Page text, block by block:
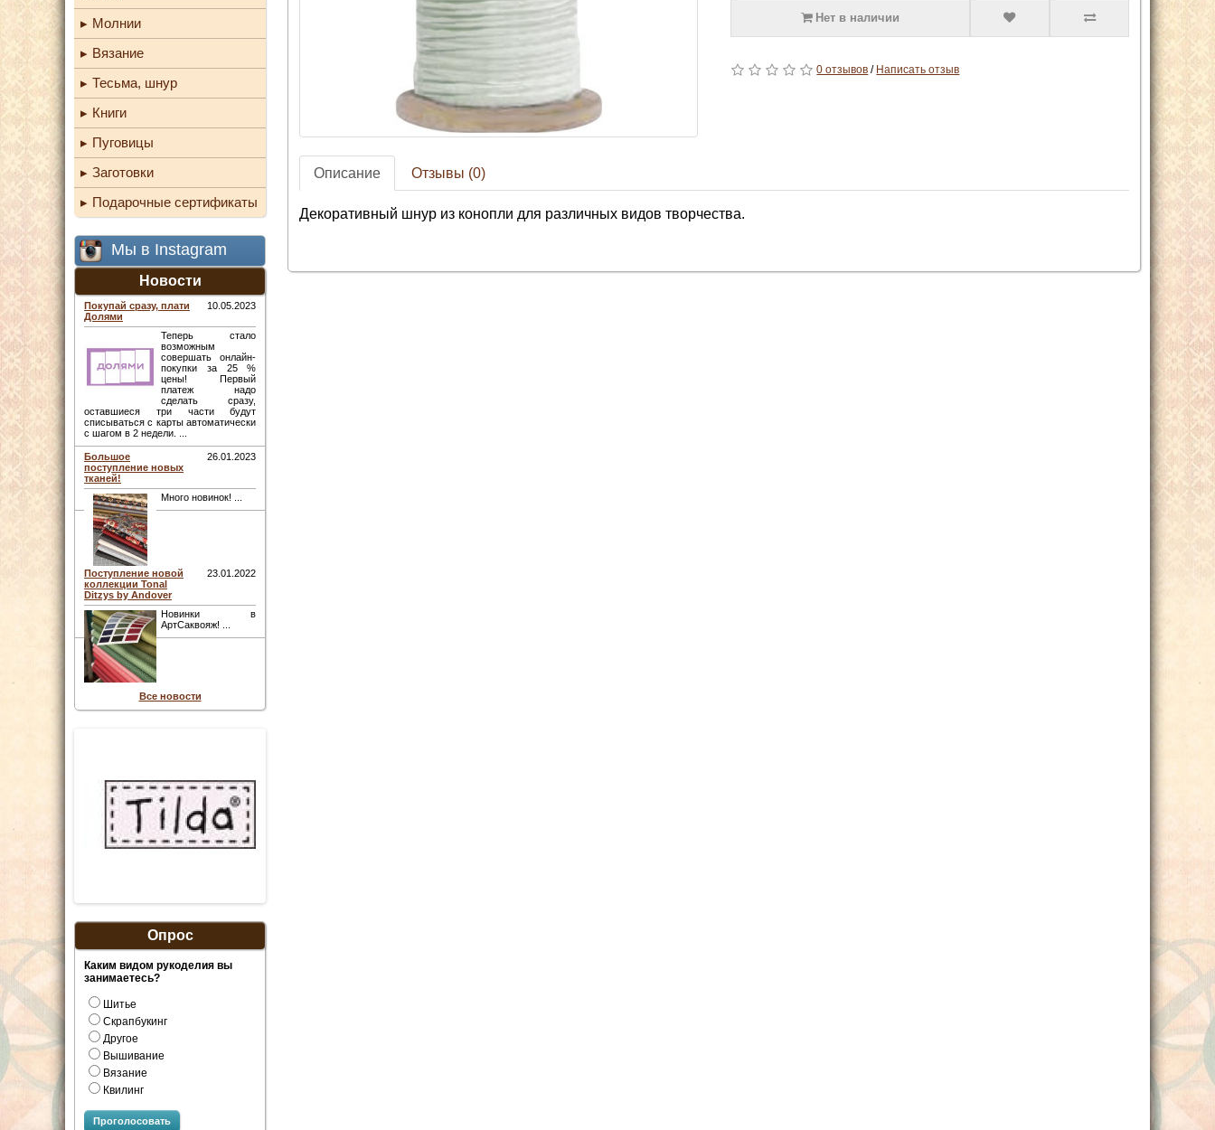
Молнии
Вязание
Тесьма, шнур
Книги
Пуговицы
Заготовки
Подарочные сертификаты
Мы в Instagram
Новости
Покупай сразу, плати
Долями
10.05.2023
Теперь стало
возможным
совершать онлайн-
покупки за 25 %
цены! Первый
платеж надо
сделать сразу,
оставшиеся три части будут
списываться с карты автоматически
с шагом в 2 недели. ...
Большое
поступление новых
тканей!
26.01.2023
Много новинок! ...
Поступление новой
коллекции Tonal
Ditzys by Andover
23.01.2022
Новинки в
АртСаквояж! ...
Все новости
Опрос
Каким видом рукоделия вы
занимаетесь?
Шитье
Скрапбукинг
Другое
Вышивание
Вязание
Квилинг
Проголосовать
Нет в наличии
0 отзывов / Написать отзыв
Описание Отзывы (0)
Декоративный шнур из конопли для различных видов творчества.